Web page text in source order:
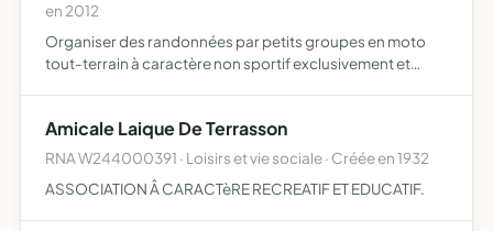
en 2012
Organiser des randonnées par petits groupes en moto
tout-terrain à caractère non sportif exclusivement et
Amicale Laique De Terrasson
RNA W244000391 · Loisirs et vie sociale · Créée en 1932
ASSOCIATION Â CARACTèRE RECREATIF ET EDUCATIF.